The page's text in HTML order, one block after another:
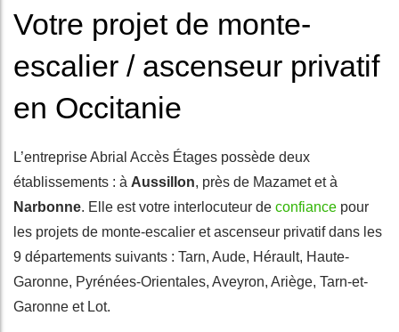
Votre projet de monte-
escalier / ascenseur privatif
en Occitanie
L’entreprise Abrial Accès Étages possède deux
établissements : à Aussillon, près de Mazamet et à
Narbonne. Elle est votre interlocuteur de confiance pour
les projets de monte-escalier et ascenseur privatif dans les
9 départements suivants : Tarn, Aude, Hérault, Haute-
Garonne, Pyrénées-Orientales, Aveyron, Ariège, Tarn-et-
Garonne et Lot.